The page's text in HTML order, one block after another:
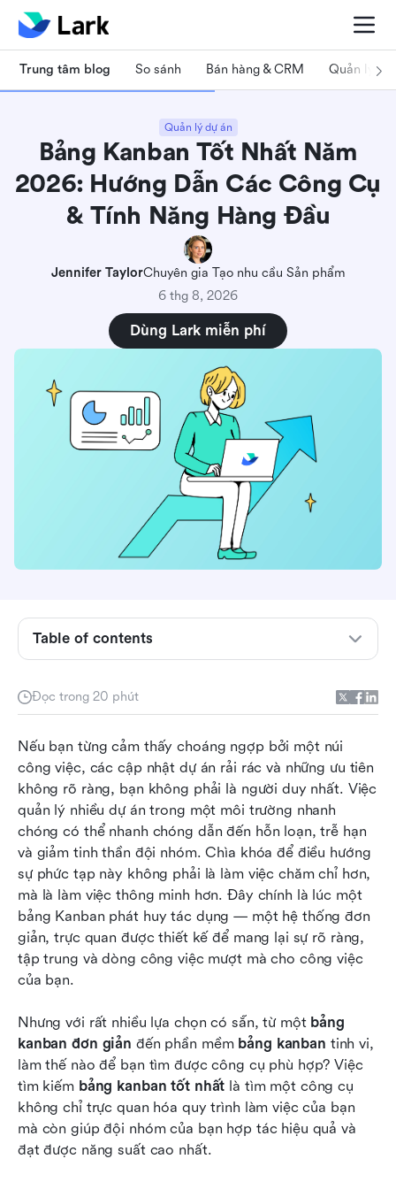
Trung tâm blog So sánh Bán hàng & CRM Quản lý dự
Quản lý dự án
Bảng Kanban Tốt Nhất Năm
2026: Hướng Dẫn Các Công Cụ
& Tính Năng Hàng Đầu
Jennifer TaylorChuyên gia Tạo nhu cầu Sản phẩm
6 thg 8, 2026
Dùng Lark miễn phí
Đọc trong 20 phút
Nếu bạn từng cảm thấy choáng ngợp bởi một núi
công việc, các cập nhật dự án rải rác và những ưu tiên
không rõ ràng, bạn không phải là người duy nhất. Việc
quản lý nhiều dự án trong một môi trường nhanh
chóng có thể nhanh chóng dẫn đến hỗn loạn, trễ hạn
và giảm tinh thần đội nhóm. Chìa khóa để điều hướng
sự phức tạp này không phải là làm việc chăm chỉ hơn,
mà là làm việc thông minh hơn. Đây chính là lúc một
bảng Kanban phát huy tác dụng — một hệ thống đơn
giản, trực quan được thiết kế để mang lại sự rõ ràng,
tập trung và dòng công việc mượt mà cho công việc
của bạn.
Nhưng với rất nhiều lựa chọn có sẵn, từ một bảng
kanban đơn giản đến phần mềm bảng kanban tinh vi,
làm thế nào để bạn tìm được công cụ phù hợp? Việc
tìm kiếm bảng kanban tốt nhất là tìm một công cụ
không chỉ trực quan hóa quy trình làm việc của bạn
mà còn giúp đội nhóm của bạn hợp tác hiệu quả và
đạt được năng suất cao nhất.
Table of contents
Kanban là gì?
10 phần mềm Kanban hàng đầu năm 2026
Chọn bảng Kanban tốt nhất như thế nào
Cách Lark Base hỗ trợ bảng Kanban của bạn
Kết luận
Câu hỏi thường gặp
Đọc thêm